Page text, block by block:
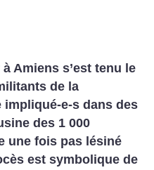
Amiens s’est tenu le
de la
e-s dans des
des 1 000
une fois pas lésiné
est symbolique de